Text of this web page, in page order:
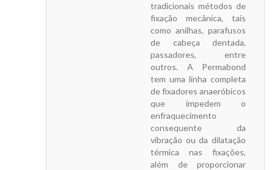
tradicionais métodos de
fixação mecânica, tais
como anilhas, parafusos
de cabeça dentada,
passadores, entre
outros. A Permabond
tem uma linha completa
de fixadores anaeróbicos
que impedem o
enfraquecimento
consequente da
vibração ou da dilatação
térmica nas fixações,
além de proporcionar